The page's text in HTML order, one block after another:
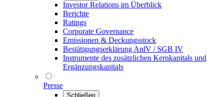
Investor Relations im Überblick
Berichte
Ratings
Corporate Governance
Emissionen & Deckungsstock
Bestätigungserklärung AnlV / SGB IV
Instrumente des zusätzlichen Kernkapitals und
Ergänzungskapitals
Presse
Schließen